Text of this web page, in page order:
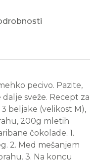
pecivo. Pazite,
dalje sveže. Recept za
beljake (velikost M),
200g mletih
čokolade. 1.
2. Med mešanjem
3. Na koncu